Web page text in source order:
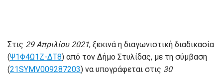
Στις 29 Απριλίου 2021, ξεκινά η διαγωνιστική διαδικασία
(Ψ1Φ4Ω1Ζ-ΔΤ8) από τον Δήμο Στυλίδας, με τη σύμβαση
(21SYMV009287203) να υπογράφεται στις 30